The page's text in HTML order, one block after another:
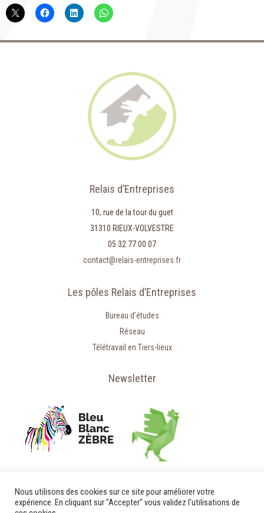
Relais d’Entreprises
10, rue de la tour du guet
31310 RIEUX-VOLVESTRE
05 32 77 00 07
contact@relais-entreprises.fr
Les pôles Relais d’Entreprises
Bureau d’études
Réseau
Télétravail en Tiers-lieux
Newsletter
Nous utilisons des cookies sur ce site pour améliorer votre
expérience. En cliquant sur "Accepter" vous validez l'utilisations de